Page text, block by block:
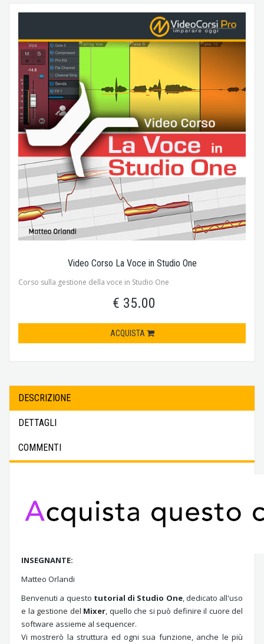
Video Corso La Voce in Studio One
Corso sulla gestione della voce in Studio One
€ 35.00
ACQUISTA
DESCRIZIONE
DETTAGLI
COMMENTI
INSEGNANTE:
Matteo Orlandi
Benvenuti a questo tutorial di Studio One, dedicato all'uso
e la gestione del Mixer, quello che si può definire il cuore del
software assieme al sequencer.
Vi mostrerò la struttura ed ogni sua funzione, anche le più